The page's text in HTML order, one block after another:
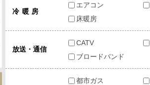
冷暖房
エアコン
床暖房
放送・通信
CATV
ブロードバンド
都市ガス